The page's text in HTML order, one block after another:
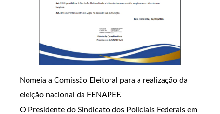
Nomeia a Comissão Eleitoral para a realização da
eleição nacional da FENAPEF.
O Presidente do Sindicato dos Policiais Federais em